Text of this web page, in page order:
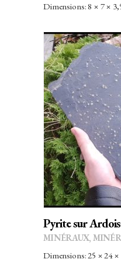
Dimensions: 8 × 7 ×
Pyrite sur
MINÉRAUX,
Dimensions: 25 × 24